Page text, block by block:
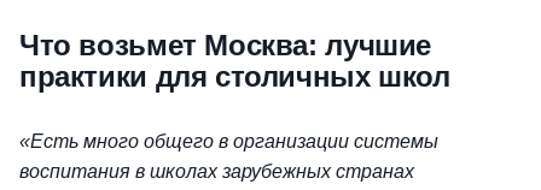
Что возьмет Москва: лучшие
практики для столичных школ
«Есть много общего в организации системы
воспитания в школах зарубежных странах